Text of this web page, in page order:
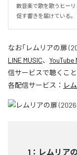
数音楽で歌を歌うヒー
促す響きを届けている
なお「レムリアの扉
LINE MUSIC、 YouTube
信サービスで聴くこと
各配信サービス： レ
1 ： レムリア